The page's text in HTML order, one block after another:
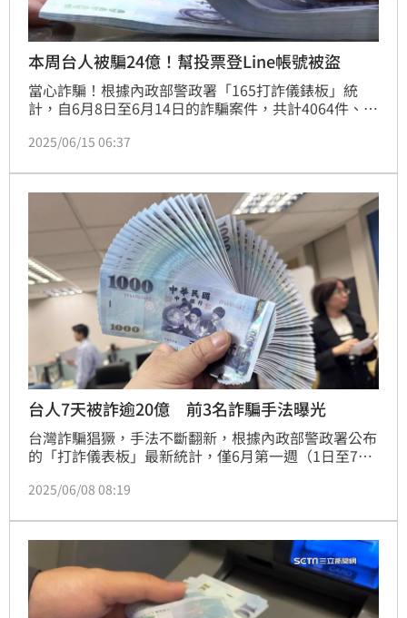
本周台人被騙24億！幫投票登Line帳號被盜
當心詐騙！根據內政部警政署「165打詐儀錶板」統
計，自6月8日至6月14日的詐騙案件，共計4064件、金
騙」，其次為「網路購物詐騙」、「假交友(投資詐財)
被盜用，亂發借錢訊息給通訊錄上的每一個好友。
2025/06/15 06:37
台人7天被詐逾20億 前3名詐騙手法曝光
台灣詐騙猖獗，手法不斷翻新，根據內政部警政署公布
的「打詐儀表板」最新統計，僅6月第一週（1日至7
超過20億元，再度凸顯全民防詐的迫切性。
2025/06/08 08:19